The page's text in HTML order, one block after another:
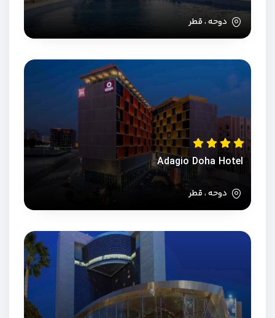
دوحه ، قطر
Adagio Doha Hotel
دوحه ، قطر